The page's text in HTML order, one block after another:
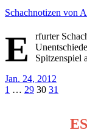
Schachnotizen von
E
rfurter
Spitzenspiel
Jan. 24, 2012
1 … 29 30 31